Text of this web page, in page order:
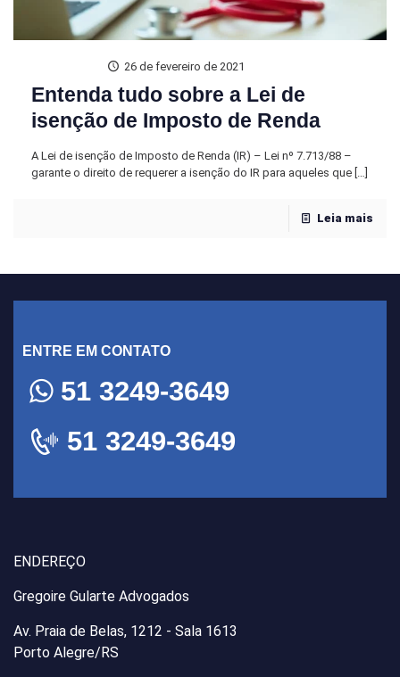
26 de fevereiro de 2021
Entenda tudo sobre a Lei de
isenção de Imposto de Renda
A Lei de isenção de Imposto de Renda (IR) – Lei nº 7.713/88 –
garante o direito de requerer a isenção do IR para aqueles que […]
Leia mais
ENTRE EM CONTATO
51 3249-3649
51 3249-3649
ENDEREÇO
Gregoire Gularte Advogados
Av. Praia de Belas, 1212 - Sala 1613
Porto Alegre/RS